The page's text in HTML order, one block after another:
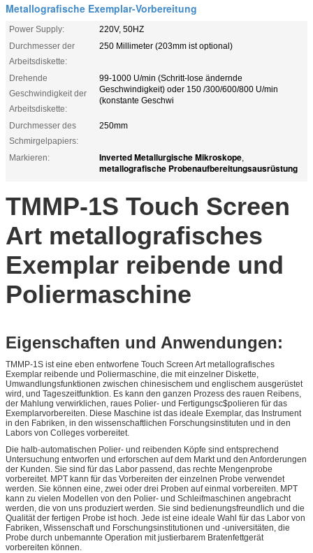
Metallografische Exemplar-Vorbereitung
Power Supply:
220V, 50HZ
Durchmesser der
Arbeitsdiskette:
250 Millimeter (203mm ist optional)
Drehende
Geschwindigkeit der
Arbeitsdiskette:
99-1000 U/min (Schritt-lose ändernde
Geschwindigkeit) oder 150 /300/600/800 U/min
(konstante Geschwi
Durchmesser des
Schmirgelpapiers:
250mm
Markieren: Inverted Metallurgische Mikroskope,
metallografische Probenaufbereitungsausrüstung
TMMP-1S Touch Screen
Art metallografisches
Exemplar reibende und
Poliermaschine
Eigenschaften und Anwendungen:
TMMP-1S ist eine eben entworfene Touch Screen Art metallografisches
Exemplar reibende und Poliermaschine, die mit einzelner Diskette,
Umwandlungsfunktionen zwischen chinesischem und englischem ausgerüstet
wird, und Tageszeitfunktion. Es kann den ganzen Prozess des rauen Reibens,
der Mahlung verwirklichen, raues Polier- und Fertigungsc$polieren für das
Exemplarvorbereiten. Diese Maschine ist das ideale Exemplar, das Instrument
in den Fabriken, in den wissenschaftlichen Forschungsinstituten und in den
Labors von Colleges vorbereitet.
Die halb-automatischen Polier- und reibenden Köpfe sind entsprechend
Untersuchung entworfen und erforschen auf dem Markt und den Anforderungen
der Kunden. Sie sind für das Labor passend, das rechte Mengenprobe
vorbereitet. MPT kann für das Vorbereiten der einzelnen Probe verwendet
werden. Sie können eine, zwei oder drei Proben auf einmal vorbereiten. MPT
kann zu vielen Modellen von den Polier- und Schleifmaschinen angebracht
werden, die von uns produziert werden. Sie sind bedienungsfreundlich und die
Qualität der fertigen Probe ist hoch. Jede ist eine ideale Wahl für das Labor von
Fabriken, Wissenschaft und Forschungsinstitutionen und -universitäten, die
Probe durch unbemannte Operation mit justierbarem Bratenfettgerät
vorbereiten können.